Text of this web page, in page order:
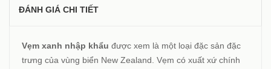
ĐÁNH GIÁ CHI TIẾT
Vẹm xanh nhập khẩu được xem là một loại đặc sản đặc
trưng của vùng biển New Zealand. Vẹm có xuất xứ chính